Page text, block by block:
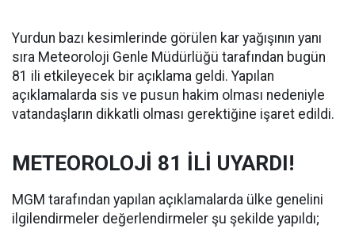
Yurdun bazı kesimlerinde görülen kar yağışının yanı
sıra Meteoroloji Genle Müdürlüğü tarafından bugün
81 ili etkileyecek bir açıklama geldi. Yapılan
açıklamalarda sis ve pusun hakim olması nedeniyle
vatandaşların dikkatli olması gerektiğine işaret edildi.
METEOROLOJİ 81 İLİ UYARDI!
MGM tarafından yapılan açıklamalarda ülke genelini
ilgilendirmeler değerlendirmeler şu şekilde yapıldı;